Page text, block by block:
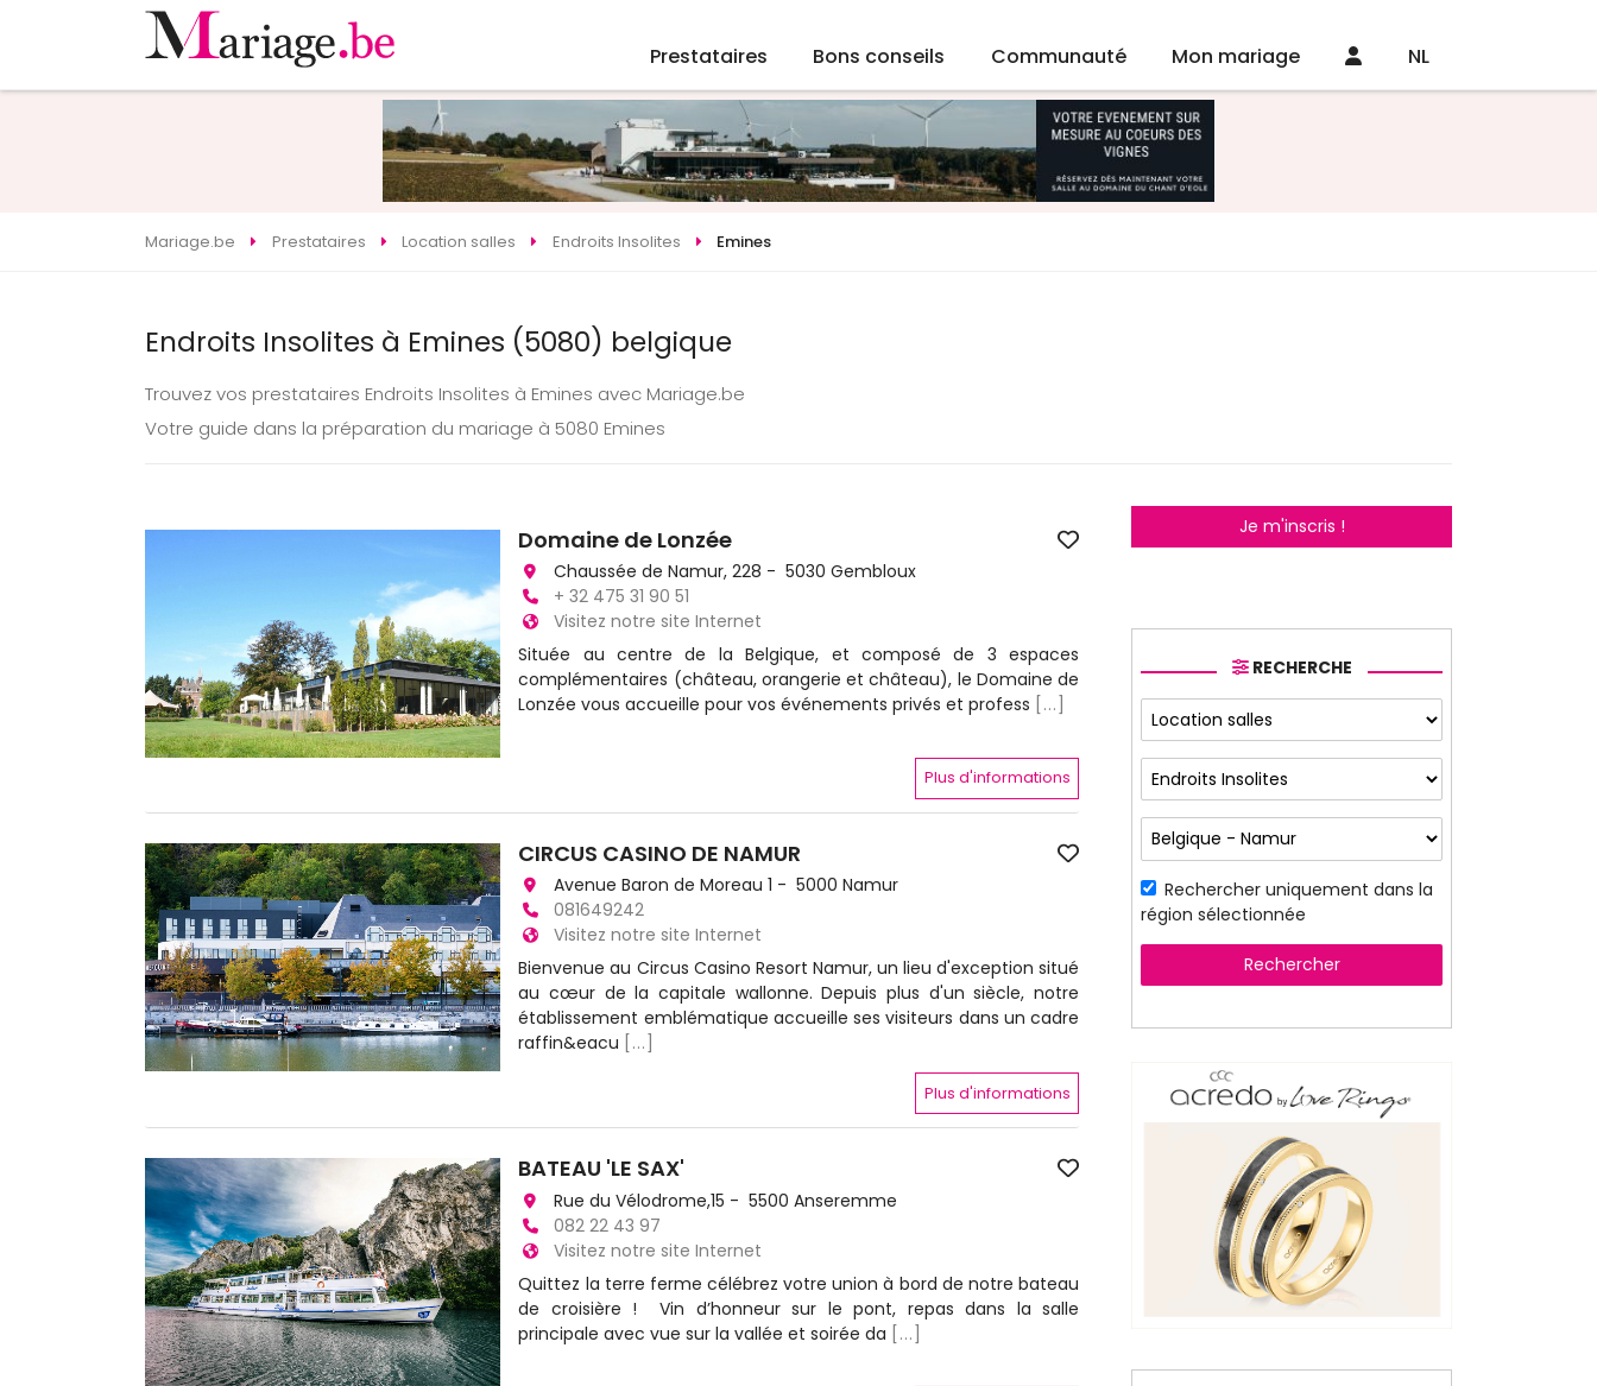
Prestataires Bons conseils Communauté Mon mariage NL
Mariage.be Prestataires Location salles Endroits Insolites Emines
Endroits Insolites à Emines (5080) belgique
Trouvez vos prestataires Endroits Insolites à Emines avec Mariage.be
Votre guide dans la préparation du mariage à 5080 Emines
Domaine de Lonzée
Chaussée de Namur, 228 - 5030 Gembloux
+ 32 475 31 90 51
Visitez notre site Internet
Située au centre de la Belgique, et composé de 3 espaces
complémentaires (château, orangerie et château), le Domaine de
Lonzée vous accueille pour vos événements privés et profess [...]
Plus d'informations
CIRCUS CASINO DE NAMUR
Avenue Baron de Moreau 1 - 5000 Namur
081649242
Visitez notre site Internet
Bienvenue au Circus Casino Resort Namur, un lieu d'exception situé
au cœur de la capitale wallonne. Depuis plus d'un siècle, notre
établissement emblématique accueille ses visiteurs dans un cadre
raffin&eacu
[...]
Plus d'informations
BATEAU 'LE SAX'
Rue du Vélodrome,15 - 5500 Anseremme
082 22 43 97
Visitez notre site Internet
Quittez la terre ferme célébrez votre union à bord de notre bateau
de croisière ! Vin d’honneur sur le pont, repas dans la salle
principale avec vue sur la vallée et soirée da [...]
Je m'inscris !
RECHERCHE
Rechercher uniquement dans la
région sélectionnée
Rechercher